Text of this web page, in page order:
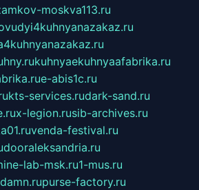
moskva113.ru
kuhnyaekuhnyaafabrika.ru
e-abis1c.ru
kts-services.rudark-sand.ru
x-legion.rusib-archives.ru
venda-festival.ru
dooraleksandria.ru
lab-msk.ru1-mus.ru
purse-factory.ru